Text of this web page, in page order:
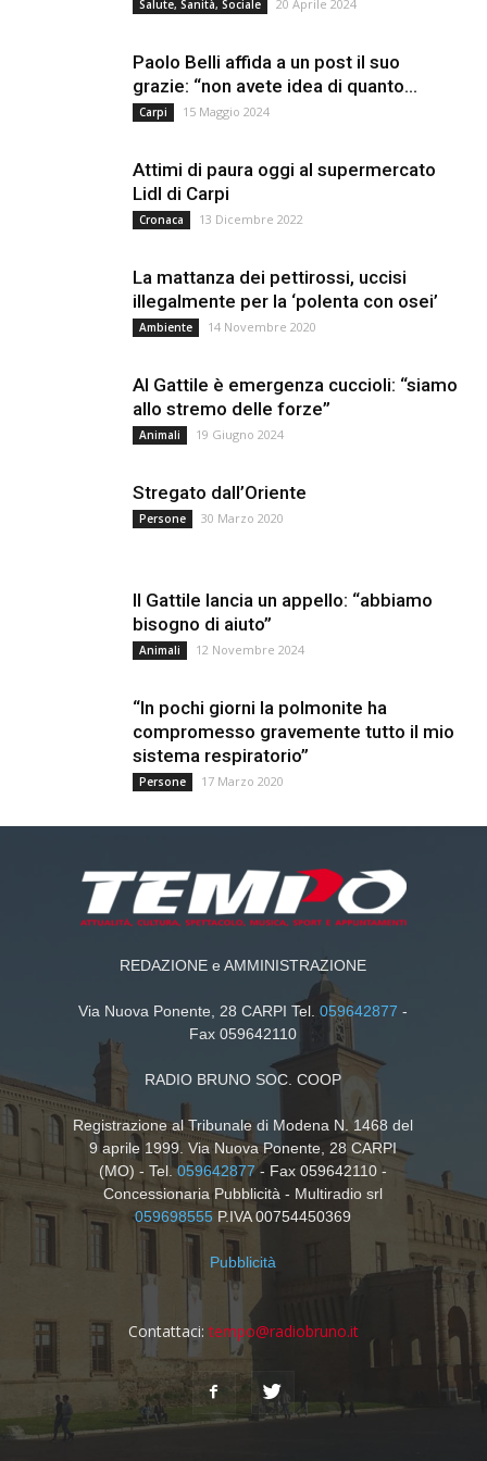
Salute, Sanità, Sociale 20 Aprile 2024
Paolo Belli affida a un post il suo
grazie: “non avete idea di quanto...
Carpi 15 Maggio 2024
Attimi di paura oggi al supermercato
Lidl di Carpi
Cronaca 13 Dicembre 2022
La mattanza dei pettirossi, uccisi
illegalmente per la ‘polenta con osei’
Ambiente 14 Novembre 2020
Al Gattile è emergenza cuccioli: “siamo
allo stremo delle forze”
Animali 19 Giugno 2024
Stregato dall’Oriente
Persone 30 Marzo 2020
Il Gattile lancia un appello: “abbiamo
bisogno di aiuto”
Animali 12 Novembre 2024
“In pochi giorni la polmonite ha
compromesso gravemente tutto il mio
sistema respiratorio”
Persone 17 Marzo 2020
REDAZIONE e AMMINISTRAZIONE
Via Nuova Ponente, 28 CARPI Tel.059642877 -
Fax 059642110
RADIO BRUNO SOC. COOP
Registrazione al Tribunale di Modena N. 1468 del
9 aprile 1999. Via Nuova Ponente, 28 CARPI
(MO) - Tel.059642877- Fax 059642110 -
Concessionaria Pubblicità - Multiradio srl
059698555 P.IVA 00754450369
Pubblicità
Contattaci: tempo@radiobruno.it